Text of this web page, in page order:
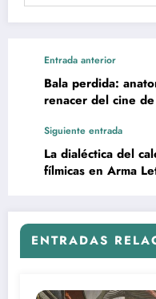
Entrada anterior
Bala perdida:
renacer del cine
Siguiente entrada
La dialéctica del
fílmicas en Arma
ENTRADAS